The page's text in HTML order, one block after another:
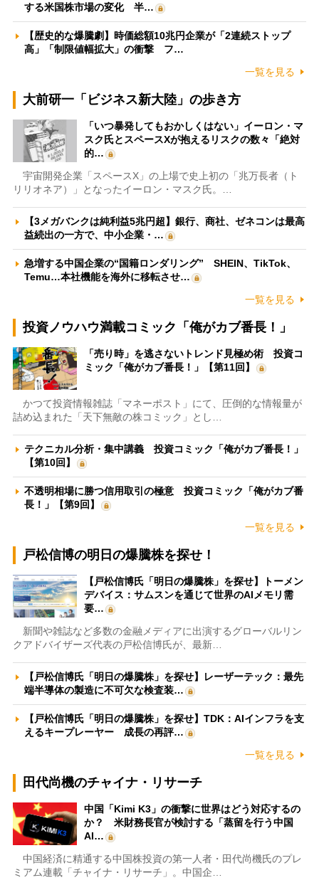
する米国株市場の変化 半…
【歴史的な爆騰劇】時価総額10兆円企業が「2連続ストップ
高」「制限値幅拡大」の衝撃 フ…
一覧を見る
大前研一「ビジネス新大陸」の歩き方
「いつ暴発してもおかしくはない」イーロン・マ
スク氏とスペースXが抱えるリスクの数々「絶対
的…
宇宙開発企業「スペースX」の上場で史上初の「兆万長者（ト
リリオネア）」となったイーロン・マスク氏。…
【3メガバンクは純利益5兆円超】銀行、商社、ゼネコンは最高
益続出の一方で、中小企業・…
急増する中国企業の“国籍ロンダリング” SHEIN、TikTok、
Temu…本社機能を海外に移転させ…
一覧を見る
投資ノウハウ満載コミック「俺がカブ番長！」
「売り時」を逃さないトレンド見極め術 投資コ
ミック「俺がカブ番長！」【第11回】
かつて投資情報雑誌「マネーポスト」にて、圧倒的な情報量が
詰め込まれた「天下無敵の株コミック」とし…
テクニカル分析・集中講義 投資コミック「俺がカブ番長！」
【第10回】
不透明相場に勝つ信用取引の極意 投資コミック「俺がカブ番
長！」【第9回】
一覧を見る
戸松信博の明日の爆騰株を探せ！
【戸松信博氏「明日の爆騰株」を探せ】トーメン
デバイス：サムスンを通じて世界のAIメモリ需
要…
新聞や雑誌など多数の金融メディアに出演するグローバルリン
クアドバイザーズ代表の戸松信博氏が、最新…
【戸松信博氏「明日の爆騰株」を探せ】レーザーテック：最先
端半導体の製造に不可欠な検査装…
【戸松信博氏「明日の爆騰株」を探せ】TDK：AIインフラを支
えるキープレーヤー 成長の再評…
一覧を見る
田代尚機のチャイナ・リサーチ
中国「Kimi K3」の衝撃に世界はどう対応するの
か？ 米財務長官が検討する「蒸留を行う中国
AI…
中国経済に精通する中国株投資の第一人者・田代尚機氏のプレ
ミアム連載「チャイナ・リサーチ」。中国企…